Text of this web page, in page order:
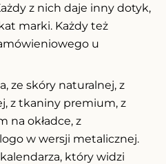
z nich daje inny dotyk,
marki. Każdy też
u
ze skóry naturalnej, z
z tkaniny premium, z
na okładce, z
w wersji metalicznej.
który widzi